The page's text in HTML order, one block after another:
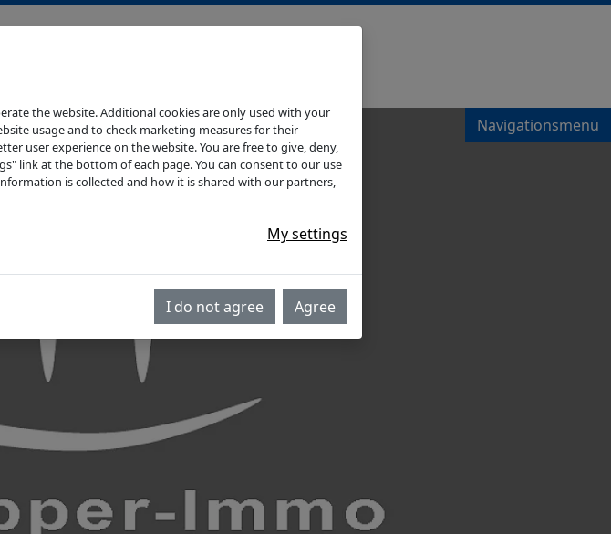
Navigationsmenü
the website. Additional cookies are only used with your
usage and to check marketing measures for their
user experience on the website. You are free to give, deny,
link at the bottom of each page. You can consent to our use
is collected and how it is shared with our partners,
My settings
I do not agree Agree